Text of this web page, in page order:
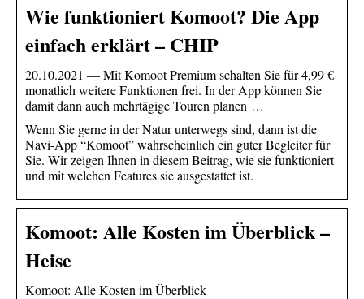
Wie funktioniert Komoot? Die App
einfach erklärt – CHIP
20.10.2021 — Mit Komoot Premium schalten Sie für 4,99 €
monatlich weitere Funktionen frei. In der App können Sie
damit dann auch mehrtägige Touren planen …
Wenn Sie gerne in der Natur unterwegs sind, dann ist die
Navi-App “Komoot” wahrscheinlich ein guter Begleiter für
Sie. Wir zeigen Ihnen in diesem Beitrag, wie sie funktioniert
und mit welchen Features sie ausgestattet ist.
Komoot: Alle Kosten im Überblick –
Heise
Komoot: Alle Kosten im Überblick